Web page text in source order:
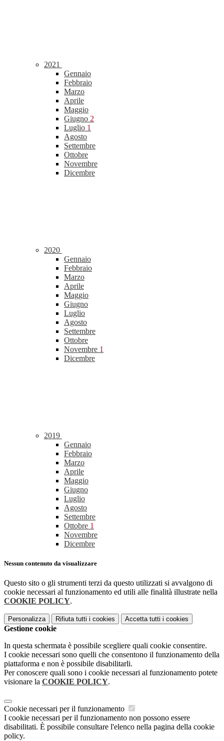
2021
Gennaio
Febbraio
Marzo
Aprile
Maggio
Giugno 2
Luglio 1
Agosto
Settembre
Ottobre
Novembre
Dicembre
2020
Gennaio
Febbraio
Marzo
Aprile
Maggio
Giugno
Luglio
Agosto
Settembre
Ottobre
Novembre 1
Dicembre
2019
Gennaio
Febbraio
Marzo
Aprile
Maggio
Giugno
Luglio
Agosto
Settembre
Ottobre 1
Novembre
Dicembre
Nessun contenuto da visualizzare
Questo sito o gli strumenti terzi da questo utilizzati si avvalgono di
cookie necessari al funzionamento ed utili alle finalità illustrate nella
COOKIE POLICY.
Personalizza Rifiuta tutti i cookies Accetta tutti i cookies
Gestione cookie
In questa schermata è possibile scegliere quali cookie consentire.
I cookie necessari sono quelli che consentono il funzionamento della
piattaforma e non è possibile disabilitarli.
Per conoscere quali sono i cookie necessari al funzionamento potete
visionare la COOKIE POLICY.
Cookie necessari per il funzionamento
I cookie necessari per il funzionamento non possono essere
disabilitati. È possibile consultare l'elenco nella pagina della cookie
policy.